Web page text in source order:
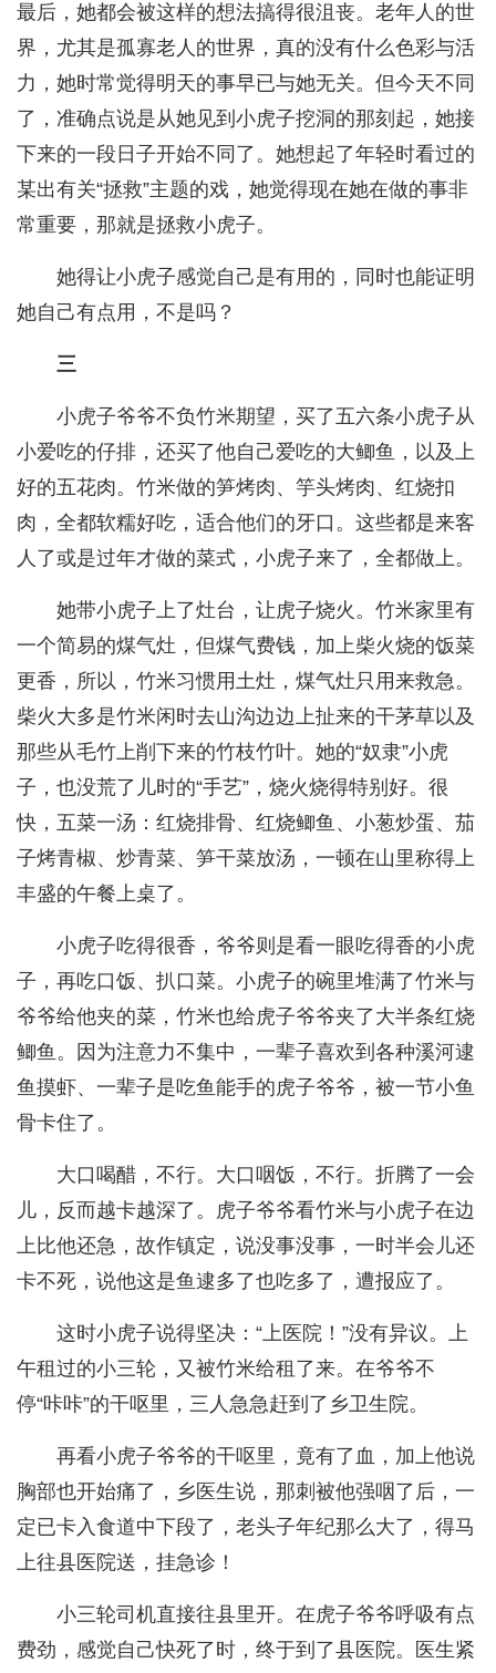
最后，她都会被这样的想法搞得很沮丧。老年人的世
界，尤其是孤寡老人的世界，真的没有什么色彩与活
力，她时常觉得明天的事早已与她无关。但今天不同
了，准确点说是从她见到小虎子挖洞的那刻起，她接
下来的一段日子开始不同了。她想起了年轻时看过的
某出有关“拯救”主题的戏，她觉得现在她在做的事非
常重要，那就是拯救小虎子。
她得让小虎子感觉自己是有用的，同时也能证明
她自己有点用，不是吗？
三
小虎子爷爷不负竹米期望，买了五六条小虎子从
小爱吃的仔排，还买了他自己爱吃的大鲫鱼，以及上
好的五花肉。竹米做的笋烤肉、竽头烤肉、红烧扣
肉，全都软糯好吃，适合他们的牙口。这些都是来客
人了或是过年才做的菜式，小虎子来了，全都做上。
她带小虎子上了灶台，让虎子烧火。竹米家里有
一个简易的煤气灶，但煤气费钱，加上柴火烧的饭菜
更香，所以，竹米习惯用土灶，煤气灶只用来救急。
柴火大多是竹米闲时去山沟边边上扯来的干茅草以及
那些从毛竹上削下来的竹枝竹叶。她的“奴隶”小虎
子，也没荒了儿时的“手艺”，烧火烧得特别好。很
快，五菜一汤：红烧排骨、红烧鲫鱼、小葱炒蛋、茄
子烤青椒、炒青菜、笋干菜放汤，一顿在山里称得上
丰盛的午餐上桌了。
小虎子吃得很香，爷爷则是看一眼吃得香的小虎
子，再吃口饭、扒口菜。小虎子的碗里堆满了竹米与
爷爷给他夹的菜，竹米也给虎子爷爷夹了大半条红烧
鲫鱼。因为注意力不集中，一辈子喜欢到各种溪河逮
鱼摸虾、一辈子是吃鱼能手的虎子爷爷，被一节小鱼
骨卡住了。
大口喝醋，不行。大口咽饭，不行。折腾了一会
儿，反而越卡越深了。虎子爷爷看竹米与小虎子在边
上比他还急，故作镇定，说没事没事，一时半会儿还
卡不死，说他这是鱼逮多了也吃多了，遭报应了。
这时小虎子说得坚决：“上医院！”没有异议。上
午租过的小三轮，又被竹米给租了来。在爷爷不
停“咔咔”的干呕里，三人急急赶到了乡卫生院。
再看小虎子爷爷的干呕里，竟有了血，加上他说
胸部也开始痛了，乡医生说，那刺被他强咽了后，一
定已卡入食道中下段了，老头子年纪那么大了，得马
上往县医院送，挂急诊！
小三轮司机直接往县里开。在虎子爷爷呼吸有点
费劲，感觉自己快死了时，终于到了县医院。医生紧